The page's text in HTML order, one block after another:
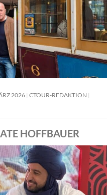
2026 CTOUR-REDAKTION
HOFFBAUER